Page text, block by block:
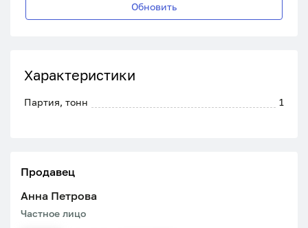
Обновить
Характеристики
Партия, тонн 1
Продавец
Анна Петрова
Частное лицо